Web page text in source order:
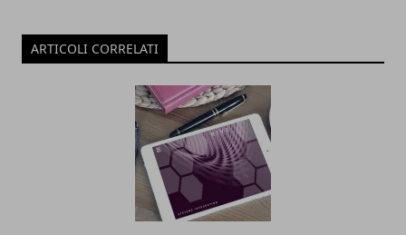
ARTICOLI CORRELATI